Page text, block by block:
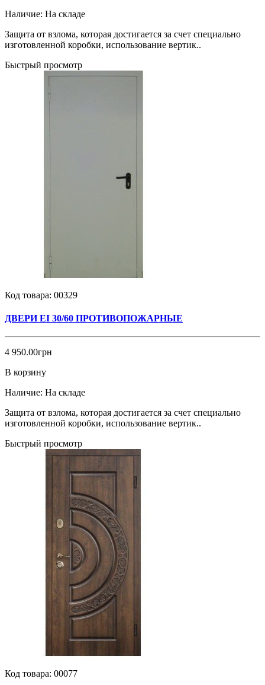
Наличие: На складе
Защита от взлома, которая достигается за счет специально
изготовленной коробки, использование вертик..
Быстрый просмотр
Код товара: 00329
ДВЕРИ EI 30/60 ПРОТИВОПОЖАРНЫЕ
4 950.00грн
В корзину
Наличие: На складе
Защита от взлома, которая достигается за счет специально
изготовленной коробки, использование вертик..
Быстрый просмотр
Код товара: 00077